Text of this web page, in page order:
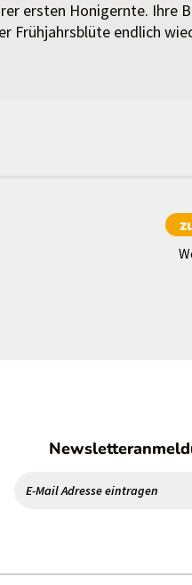
ersten Honigernte. Ihre
Frühjahrsblüte endlich